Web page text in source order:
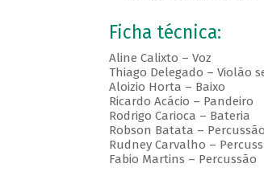
Ficha técnica:
Aline Calixto – Voz
Thiago Delegado – Violão
Aloizio Horta – Baixo
Ricardo Acácio – Pandeiro
Rodrigo Carioca – Bateria
Robson Batata – Percussão
Rudney Carvalho –
Fabio Martins – Percussão